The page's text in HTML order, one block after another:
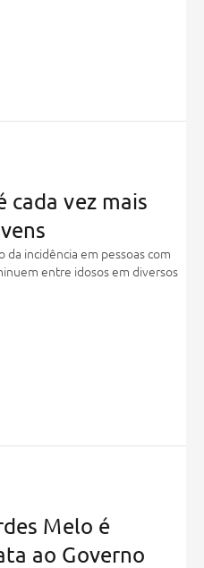
cada vez mais
incidência em pessoas com
entre idosos em diversos
Melo é
ao Governo